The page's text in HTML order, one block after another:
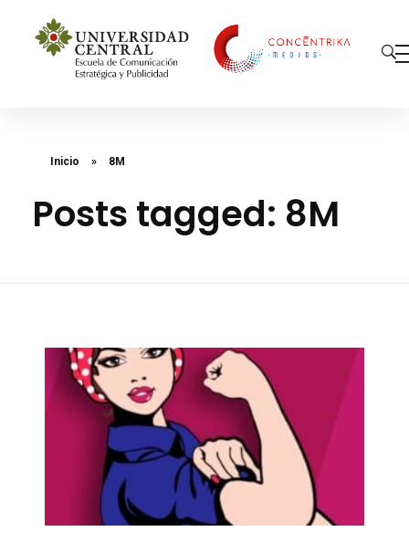
Inicio » 8M
Posts tagged: 8M